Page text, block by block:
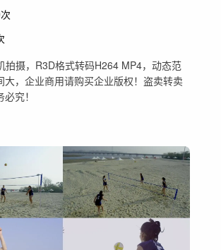
拍摄，R3D格式转码H264 MP4，动态范
大，企业商用请购买企业版权！盗卖转卖
究！